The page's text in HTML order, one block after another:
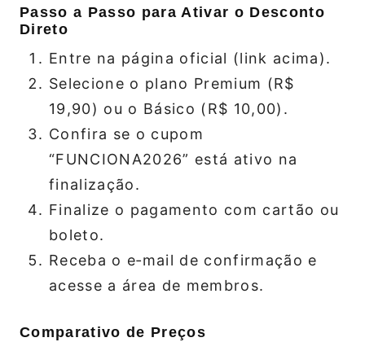
Passo a Passo para Ativar o Desconto
Direto
Entre na página oficial (link acima).
Selecione o plano Premium (R$
19,90) ou o Básico (R$ 10,00).
Confira se o cupom
“FUNCIONA2026” está ativo na
finalização.
Finalize o pagamento com cartão ou
boleto.
Receba o e‑mail de confirmação e
acesse a área de membros.
Comparativo de Preços